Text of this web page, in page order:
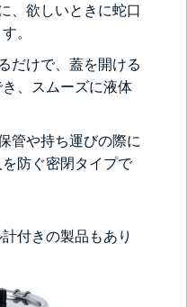
、欲しいときに蛇口
。
だけで、蓋を開ける
、スムーズに液体
管や持ち運びの際に
防ぐ密閉タイプで
付きの製品もあり